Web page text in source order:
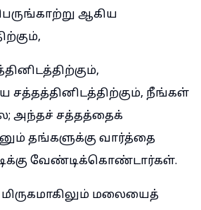
ஆகிய
சத்தத்தினிடத்திற்கும், நீங்கள்
அந்தச் சத்தத்தைக்
தங்களுக்கு வார்த்தை
வேண்டிக்கொண்டார்கள்.
மலையைத்